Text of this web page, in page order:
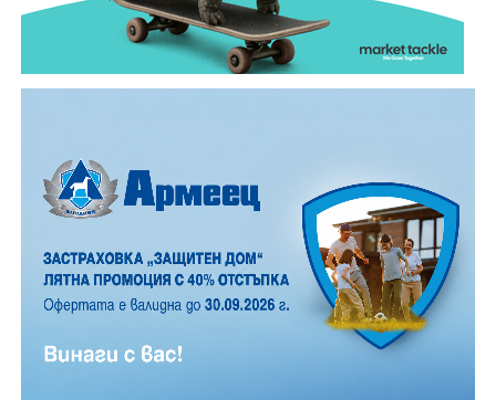
е бил транспортиран в габровската болница, където
по-късно починал.
Според първоначалната информация водачът се е
Причините за инцидента са в процес на изясняване.